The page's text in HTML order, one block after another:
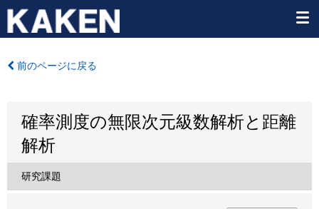
前のページに戻る
確率測度の無限次元級数解析と距離
解析
研究課題